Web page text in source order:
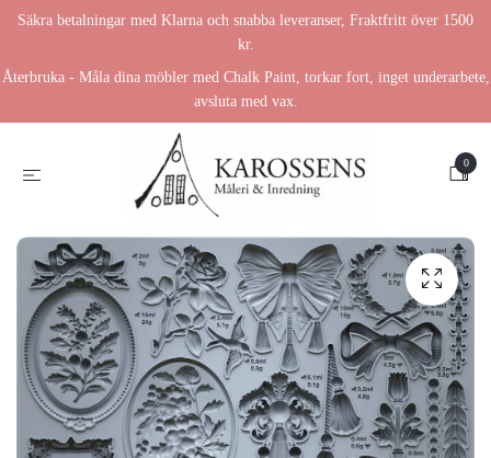
Säkra betalningar med Klarna och snabba leveranser, Fraktfritt över 1500
kr.
Återbruka - Måla dina möbler med Chalk Paint, torkar fort, inget underarbete,
avsluta med vax.
0